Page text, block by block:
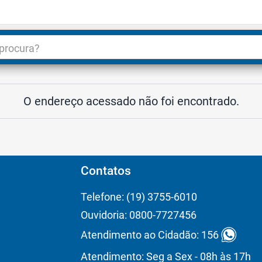
O endereço acessado não foi encontrado.
Contatos
Telefone: (19) 3755-6010
Ouvidoria: 0800-7727456
Atendimento ao Cidadão: 156
Atendimento: Seg a Sex - 08h às 17h